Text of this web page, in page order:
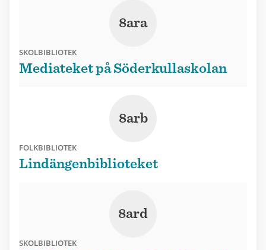
8ara
SKOLBIBLIOTEK
Mediateket på Söderkullaskolan
8arb
FOLKBIBLIOTEK
Lindängenbiblioteket
8ard
SKOLBIBLIOTEK